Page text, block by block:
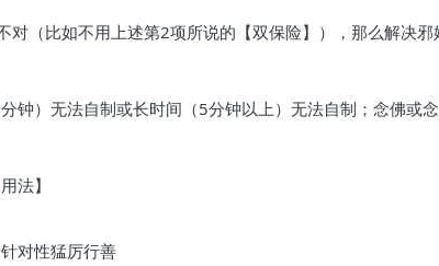
（比如不用上述第2项所说的【双保险】），那么解决邪
钟）无法自制或长时间（5分钟以上）无法自制；念佛或
法】
对性猛厉行善